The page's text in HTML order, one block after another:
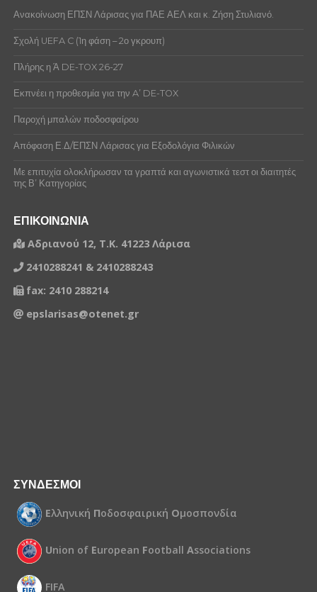
Ανακοίνωση ΕΠΣΝ Λάρισας για ΠΑΕ ΑΕΛ και κ. Ζήση Στυλιανό.
Σχολή UEFA C (1η φάση – 2ο γκρουπ)
Πλήρης η Ά DE-TOX 26-27
Εκπνέει η προθεσμία για την A’ DE-TOX
Παροχή μπαλών ποδοσφαίρου
Απόφαση Ε.Δ/ΕΠΣΝ Λάρισας για Εξοδολόγια Φιλικών
Με επιτυχία ολοκλήρωσαν τα γραπτά και αγωνιστικά τεστ οι διαιτητές
της Β’ Κατηγορίας
ΕΠΙΚΟΙΝΩΝΙΑ
Αδριανού 12, Τ.Κ. 41223 Λάρισα
2410288241 & 2410288243
fax: 2410 288214
epslarisas@otenet.gr
ΣΥΝΔΕΣΜΟΙ
Ελληνική Ποδοσφαιρική Ομοσπονδία
Union of European Football Associations
FIFA